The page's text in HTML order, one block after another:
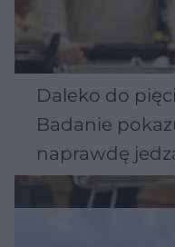
Daleko do
Badanie
naprawdę